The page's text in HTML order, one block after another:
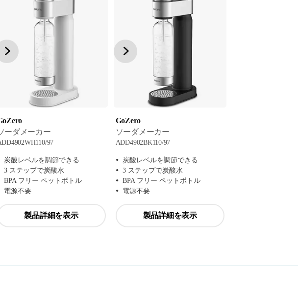
ーダメーカー
97
炭酸レベルを調節できる
3 ステップで炭酸水
BPA フリー ペットボトル
電源不要
製品詳細を表示
GoZero
ソーダメーカー
ADD4902BK110/97
炭酸レベルを調節できる
3 ステップで炭酸水
BPA フリー ペットボトル
電源不要
製品詳細を表示